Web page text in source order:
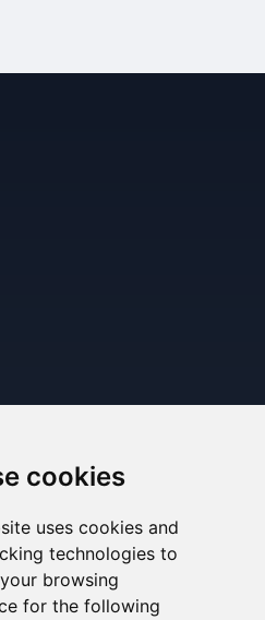
cookies
uses cookies and
technologies to
browsing
for the following